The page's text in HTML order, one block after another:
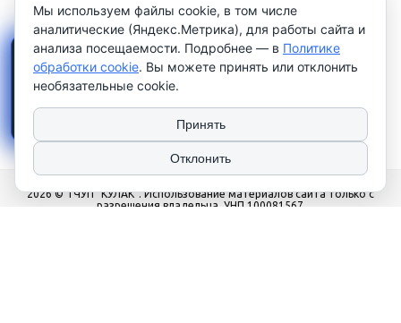
2026 © ТЧУП "КУЛАК". Использование материалов сайта только с
разрешения владельца. УНП 100081567
Мы используем файлы cookie, в том числе
аналитические (Яндекс.Метрика), для работы сайта и
анализа посещаемости. Подробнее — в Политике
обработки cookie. Вы можете принять или отклонить
необязательные cookie.
Принять
Отклонить
×
Работаем только с
юридическими лицами и
индивидуальными
предпринимателями. Цены